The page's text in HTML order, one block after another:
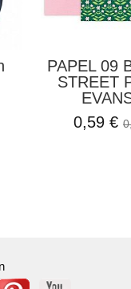
PAPEL 09
STREET
0,59 €